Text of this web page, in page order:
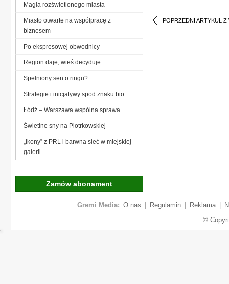
POPRZEDNI ARTYKUŁ Z
Magia rozświetlonego miasta
Miasto otwarte na współpracę z
biznesem
Po ekspresowej obwodnicy
Region daje, wieś decyduje
Spełniony sen o ringu?
Strategie i inicjatywy spod znaku bio
Łódź – Warszawa wspólna sprawa
Świetlne sny na Piotrkowskiej
„Ikony” z PRL i barwna sieć w miejskiej
galerii
Zamów abonament
Gremi Media: O nas Regulamin Reklama
©